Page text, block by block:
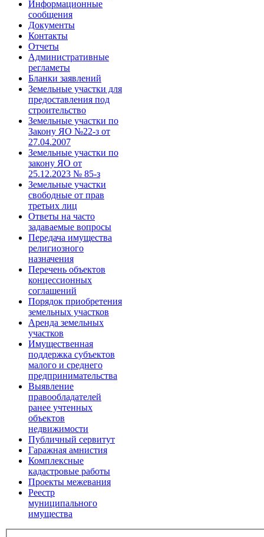
Информационные
сообщения
Документы
Контакты
Отчеты
Административные
регламеты
Бланки заявлений
Земельные участки для
предоставления под
строительство
Земельные участки по
Закону ЯО №22-з от
27.04.2007
Земельные участки по
закону ЯО от
25.12.2023 № 85-з
Земельные участки
свободные от прав
третьих лиц
Ответы на часто
задаваемые вопросы
Передача имущества
религиозного
назначения
Перечень объектов
концессионных
соглашений
Порядок приобретения
земельных участков
Аренда земельных
участков
Имущественная
поддержка субъектов
малого и среднего
предпринимательства
Выявление
правообладателей
ранее учтенных
объектов
недвижимости
Публичный сервитут
Гаражная амнистия
Комплексные
кадастровые работы
Проекты межевания
Реестр
муниципального
имущества